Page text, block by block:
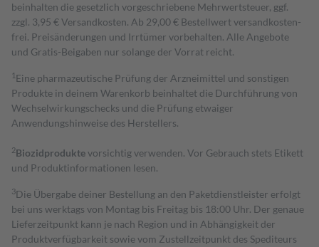
beinhalten die gesetzlich vorgeschriebene Mehrwertsteuer, ggf.
zzgl. 3,95 € Versandkosten. Ab 29,00 € Bestell­wert versand­kosten­
frei. Preisänderungen und Irrtümer vorbehalten. Alle Angebote
und Gratis-Beigaben nur solange der Vorrat reicht.
1 Eine pharmazeutische Prüfung der Arzneimittel und sonstigen
Produkte in deinem Warenkorb beinhaltet die Durchführung von
Wechselwirkungschecks und die Prüfung etwaiger
Anwendungshinweise des Herstellers.
2Biozidproduktevorsichtig verwenden. Vor Gebrauch stets Etikett
und Produktinformationen lesen.
3Die Übergabe deiner Bestellung an den Paketdienstleister erfolgt
bei uns werktags von Montag bis Freitag bis 18:00 Uhr. Der genaue
Lieferzeitpunkt kann je nach Region und in Abhängigkeit der
Produktverfügbarkeit sowie vom Zustellzeitpunkt des Spediteurs